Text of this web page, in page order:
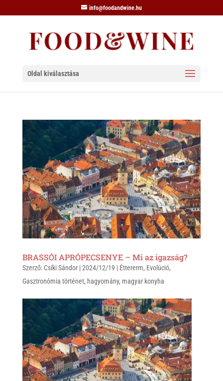
info@foodandwine.hu
Oldal kiválasztása
BRASSÓI APRÓPECSENYE – Mi az igazság?
Szerző: Csíki Sándor|2024/12/19 | Éttererm, Evolúció,
Gasztronómia történet, hagyomány, magyar konyha